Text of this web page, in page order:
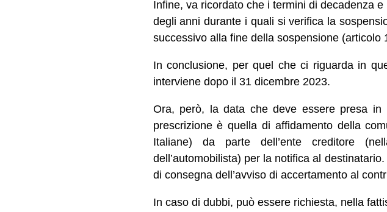
Infine, va ricordato che i termini di decadenza
degli anni durante i quali si verifica la
successivo alla fine della sospensione (articolo
In conclusione, per quel che ci riguarda in
interviene dopo il 31 dicembre 2023.
Ora, però, la data che deve essere presa in
prescrizione è quella di affidamento della
Italiane) da parte dell’ente creditore
dell’automobilista) per la notifica al
di consegna dell’avviso di accertamento al
In caso di dubbi, può essere richiesta, nella